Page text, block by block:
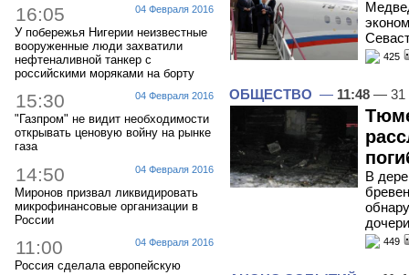
04 Февраля 2016
16:05
У побережья Нигерии неизвестные
вооруженные люди захватили
нефтеналивной танкер с
российскими моряками на борту
04 Февраля 2016
15:30
"Газпром" не видит необходимости
открывать ценовую войну на рынке
газа
04 Февраля 2016
14:50
Миронов призвал ликвидировать
микрофинансовые организации в
России
04 Февраля 2016
11:00
Россия сделала европейскую
425
ОБЩЕСТВО — 11:48 — 31
В
449